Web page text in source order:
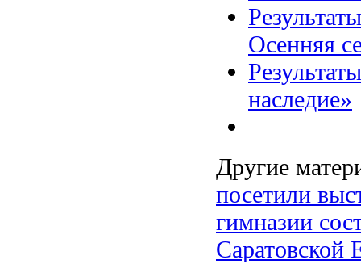
Осенняя
наследие»
Другие
посетили
гимназии
Саратовской